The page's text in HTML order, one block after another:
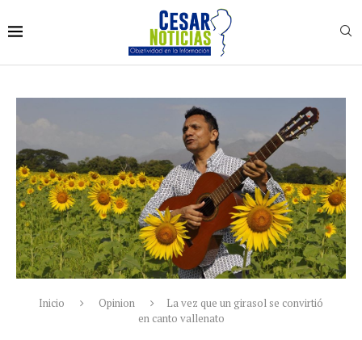
Inicio Opinion
La vez que un girasol se convirtió
en canto vallenato